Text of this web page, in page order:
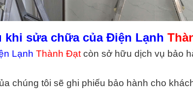
khi sửa chữa của Điện Lạnh
Lạnh Thành Đạtcòn sở hữu dịch vụ bảo
chúng tôi sẽ ghi phiếu bảo hành cho